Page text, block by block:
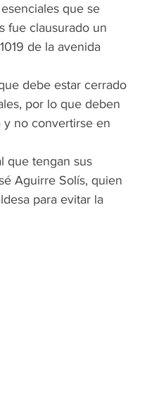
que se
fue clausurado un
de la avenida
debe estar cerrado
por lo que deben
y no convertirse en
que tengan sus
Aguirre Solís, quien
para evitar la